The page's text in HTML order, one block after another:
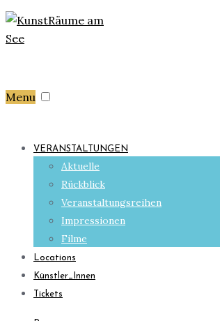
Menu
VERANSTALTUNGEN
Aktuelle
Rückblick
Veranstaltungsreihen
Impressionen
Filme
Locations
Künstler_Innen
Tickets